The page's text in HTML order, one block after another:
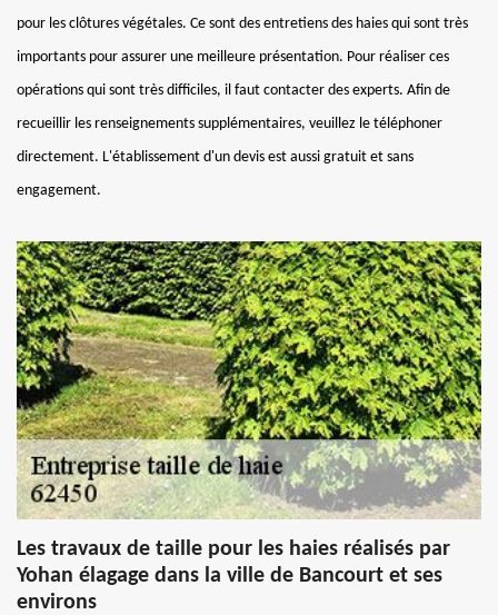
pour les clôtures végétales. Ce sont des entretiens des haies qui sont très
importants pour assurer une meilleure présentation. Pour réaliser ces
opérations qui sont très difficiles, il faut contacter des experts. Afin de
recueillir les renseignements supplémentaires, veuillez le téléphoner
directement. L'établissement d'un devis est aussi gratuit et sans
engagement.
Les travaux de taille pour les haies réalisés par
Yohan élagage dans la ville de Bancourt et ses
environs